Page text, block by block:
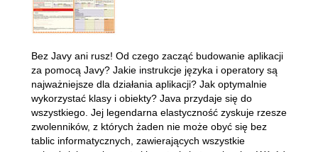
Bez Javy ani rusz! Od czego zacząć budowanie aplikacji
za pomocą Javy? Jakie instrukcje języka i operatory są
najważniejsze dla działania aplikacji? Jak optymalnie
wykorzystać klasy i obiekty? Java przydaje się do
wszystkiego. Jej legendarna elastyczność zyskuje rzesze
zwolenników, z których żaden nie może obyć się bez
tablic informatycznych, zawierających wszystkie